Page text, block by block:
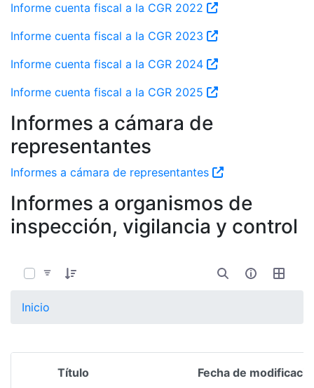
Informe cuenta fiscal a la CGR 2022
Informe cuenta fiscal a la CGR 2023
Informe cuenta fiscal a la CGR 2024
Informe cuenta fiscal a la CGR 2025
Informes a cámara de
representantes
Informes a cámara de representantes
Informes a organismos de
inspección, vigilancia y control
Inicio
Selección del elemento
Título Fecha de